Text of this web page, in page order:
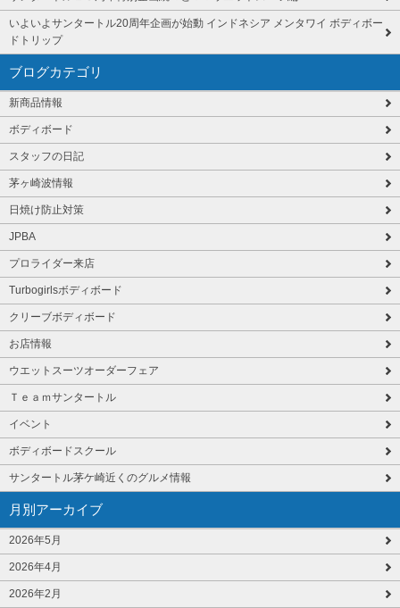
いよいよサンタートル20周年企画が始動 インドネシア メンタワイ ボディボー
ドトリップ
ブログカテゴリ
新商品情報
ボディボード
スタッフの日記
茅ヶ崎波情報
日焼け防止対策
JPBA
プロライダー来店
Turbogirlsボディボード
クリーブボディボード
お店情報
ウエットスーツオーダーフェア
Ｔｅａｍサンタートル
イベント
ボディボードスクール
サンタートル茅ケ崎近くのグルメ情報
月別アーカイブ
2026年5月
2026年4月
2026年2月